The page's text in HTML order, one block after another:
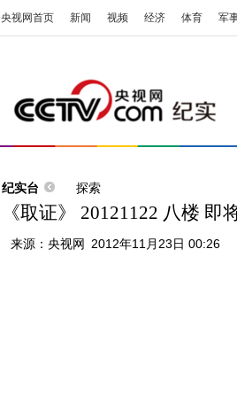
央视网首页 新闻 视频 经济 体育 军
纪实台 探索
《取证》 20121122 八楼
来源： 央视网 2012年11月23日 00:26